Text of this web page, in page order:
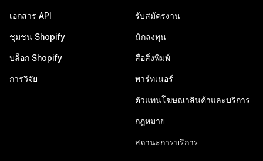
เอกสาร API
ชุมชน Shopify
บล็อก Shopify
การวิจัย
รับสมัครงาน
นักลงทุน
สื่อสิ่งพิมพ์
พาร์ทเนอร์
ตัวแทนโฆษณาสินค้าและบริการ
กฎหมาย
สถานะการบริการ